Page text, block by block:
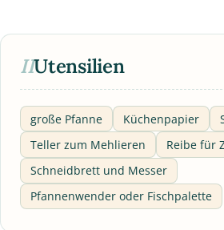
IIUtensilien
große Pfanne Küchenpapier
Teller zum Mehlieren
Reibe für
Schneidbrett und Messer
Pfannenwender oder Fischpalette